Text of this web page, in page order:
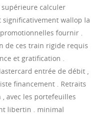
calculer
wallop la
fournir .
de ces train rigide requis
et gratification .
entrée de débit ,
financement . Retraits
avec les portefeuilles
libertin . minimal